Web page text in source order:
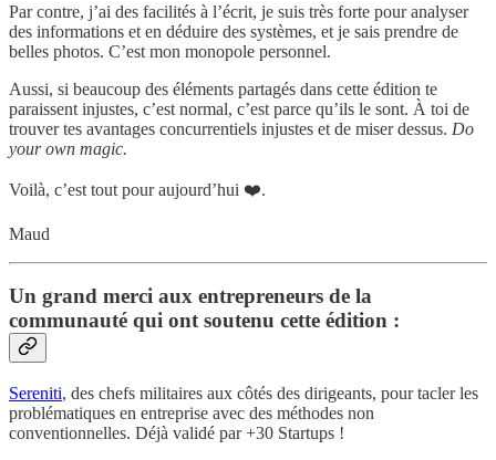
Par contre, j’ai des facilités à l’écrit, je suis très forte pour analyser
des informations et en déduire des systèmes, et je sais prendre de
belles photos. C’est mon monopole personnel.
Aussi, si beaucoup des éléments partagés dans cette édition te
paraissent injustes, c’est normal, c’est parce qu’ils le sont. À toi de
trouver tes avantages concurrentiels injustes et de miser dessus. Do
your own magic.
Voilà, c’est tout pour aujourd’hui ❤️.
Maud
Un grand merci aux entrepreneurs de la
communauté qui ont soutenu cette édition :
Sereniti, des chefs militaires aux côtés des dirigeants, pour tacler les
problématiques en entreprise avec des méthodes non
conventionnelles. Déjà validé par +30 Startups !